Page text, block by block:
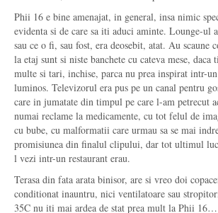
Phii 16 e bine amenajat, in general, insa nimic
evidenta si de care sa iti aduci aminte. Lounge-ul
sau ce o fi, sau fost, era deosebit, atat. Au scaune
la etaj sunt si niste banchete cu cateva mese,
multe si tari, inchise, parca nu prea inspirat intr-
luminos. Televizorul era pus pe un canal pentru
care in jumatate din timpul pe care l-am petrecut
numai reclame la medicamente, cu tot felul de
cu bube, cu malformatii care urmau sa se mai
promisiunea din finalul clipului, dar tot ultimul
l vezi intr-un restaurant erau.
Terasa din fata arata binisor, are si vreo doi
conditionat inauntru, nici ventilatoare sau
35C nu iti mai ardea de stat prea mult la Phii 16…